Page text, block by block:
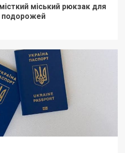
міський рюкзак для
подорожей